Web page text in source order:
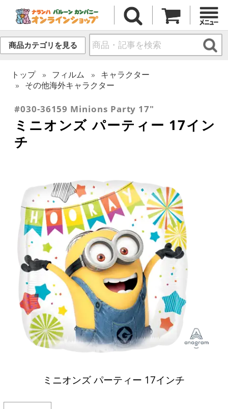
商品カテゴリを見る
トップ フィルム
キャラクター
その他海外キャラクター
#030-36159 Minions Party 17"
ミニオンズ パーティー 17イン
チ
ミニオンズ パーティー 17インチ